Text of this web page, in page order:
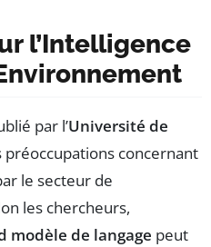
l’Intelligence
par l’Université de
préoccupations concernant
le secteur de
les chercheurs,
modèle de langage peut